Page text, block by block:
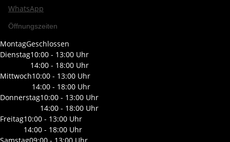
WhatsApp
Öffnungszeiten
MontagGeschlossen
Dienstag10:00 - 13:00 Uhr
14:00 - 18:00 Uhr
Mittwoch10:00 - 13:00 Uhr
14:00 - 18:00 Uhr
Donnerstag10:00 - 13:00 Uhr
14:00 - 18:00 Uhr
Freitag10:00 - 13:00 Uhr
14:00 - 18:00 Uhr